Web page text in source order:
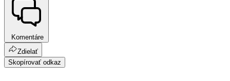
Komentáre
Zdielať
Skopírovať odkaz